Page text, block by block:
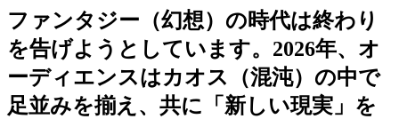
ファンタジー（幻想）の時代は終わり
を告げようとしています。2026年、オ
ーディエンスはカオス（混沌）の中で
足並みを揃え、共に「新しい現実」を